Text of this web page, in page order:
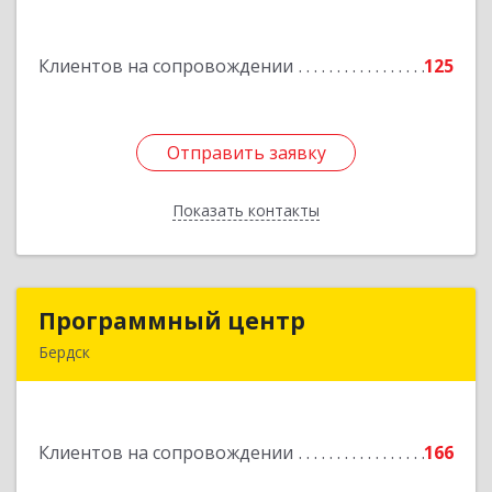
Клиентов на сопровождении 125
Отправить заявку
Показать контакты
Подробнее
Отправить заявку
Назад
Программный центр
Бердск
Клиентов на сопровождении 166
Программный центр
Подробнее